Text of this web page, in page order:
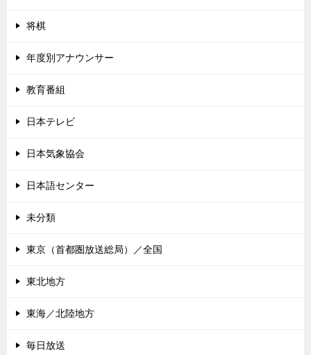
将棋
年度別アナウンサー
教育番組
日本テレビ
日本気象協会
日本語センター
未分類
東京（首都圏放送総局）／全国
東北地方
東海／北陸地方
毎日放送